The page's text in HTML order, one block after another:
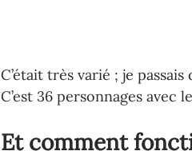
C’était très varié ; je
C’est 36 personnages
Et comment